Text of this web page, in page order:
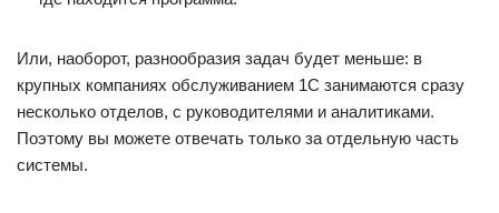
Или, наоборот, разнообразия задач будет меньше: в
крупных компаниях обслуживанием 1С занимаются сразу
несколько отделов, с руководителями и аналитиками.
Поэтому вы можете отвечать только за отдельную часть
системы.